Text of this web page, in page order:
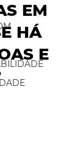
EM
HÁ
E